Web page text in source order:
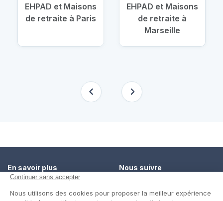
EHPAD et Maisons
de retraite à Paris
EHPAD et Maisons
de retraite à
Marseille
En savoir plus
Un service de confiance
Nous suivre
Twitter